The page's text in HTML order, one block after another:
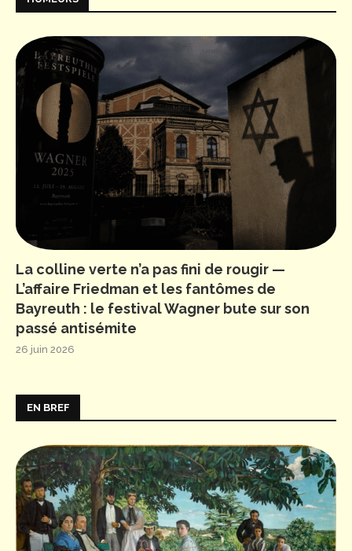
La colline verte n’a pas fini de rougir —
L’affaire Friedman et les fantômes de
Bayreuth : le festival Wagner bute sur son
passé antisémite
26 juin 2026
EN BREF